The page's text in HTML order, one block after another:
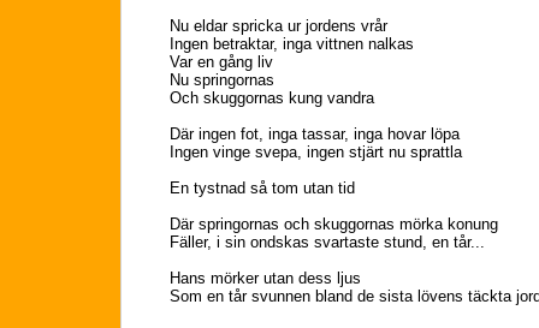
Nu eldar spricka ur jordens vrår
Ingen betraktar, inga vittnen nalkas
Var en gång liv
Nu springornas
Och skuggornas kung vandra
Där ingen fot, inga tassar, inga hovar löpa
Ingen vinge svepa, ingen stjärt nu sprattla
En tystnad så tom utan tid
Där springornas och skuggornas mörka konung
Fäller, i sin ondskas svartaste stund, en tår...
Hans mörker utan dess ljus
Som en tår svunnen bland de sista lövens täckta